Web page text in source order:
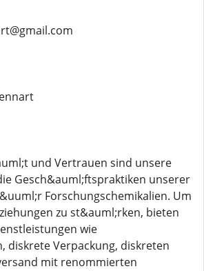
und Vertrauen sind unsere
Gesch&auml;ftspraktiken unserer
Forschungschemikalien. Um
zu st&auml;rken, bieten
wie
diskrete Verpackung, diskreten
mit renommierten